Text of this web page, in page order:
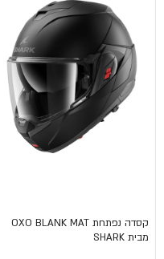
קסדה נפתחת OXO BLANK MAT
מבית SHARK